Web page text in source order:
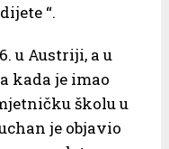
“.
u Austriji, a u
kada je imao
školu u
je objavio